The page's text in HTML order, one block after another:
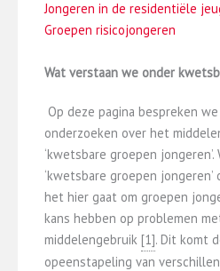
Jongeren in de residentiële
Groepen risicojongeren
Wat verstaan we onder
Op deze pagina bespreken
onderzoeken over het
‘kwetsbare groepen
‘kwetsbare groepen
het hier gaat om groepen
kans hebben op problemen
middelengebruik ​[1]​. Dit komt
opeenstapeling van